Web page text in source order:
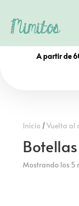
A partir de
Inicio /Vuelta al
Mostrando los 5